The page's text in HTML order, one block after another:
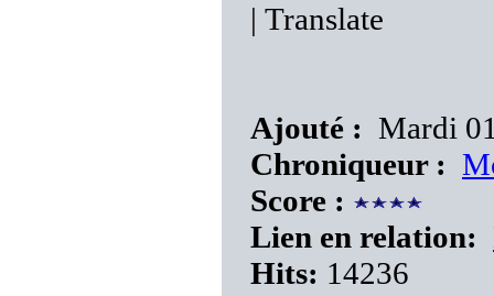
| Translate
Ajouté : Mardi
Chroniqueur :
Score :
Lien en relation:
Hits: 14236